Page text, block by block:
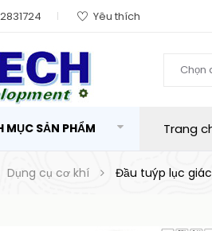
Yêu thích
Chọn
MỤC SẢN PHẨM Trang
Dụng cụ cơ khí Đầu tuýp lục